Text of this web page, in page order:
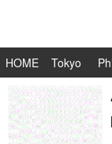
HOME
Tokyo
Hot